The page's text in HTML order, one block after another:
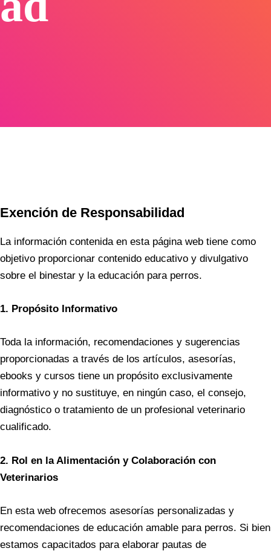
Exención de Responsabilidad
La información contenida en esta página web tiene como
objetivo proporcionar contenido educativo y divulgativo
sobre el binestar y la educación para perros.
1. Propósito Informativo
Toda la información, recomendaciones y sugerencias
proporcionadas a través de los artículos, asesorías,
ebooks y cursos tiene un propósito exclusivamente
informativo y no sustituye, en ningún caso, el consejo,
diagnóstico o tratamiento de un profesional veterinario
cualificado.
2. Rol en la Alimentación y Colaboración con
Veterinarios
En esta web ofrecemos asesorías personalizadas y
recomendaciones de educación amable para perros. Si bien
estamos capacitados para elaborar pautas de